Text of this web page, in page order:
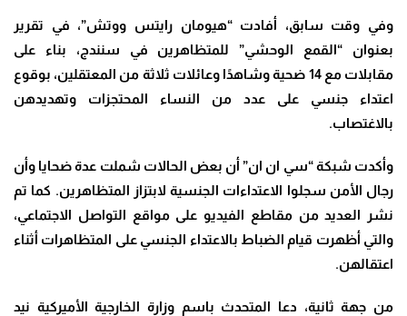
وفي وقت سابق، أفادت “هيومان رايتس ووتش”، في تقرير
بعنوان “القمع الوحشي” للمتظاهرين في سنندج، بناء على
مقابلات مع 14 ضحية وشاهدًا وعائلات ثلاثة من المعتقلين، بوقوع
اعتداء جنسي على عدد من النساء المحتجزات وتهديدهن
بالاغتصاب.
وأكدت شبكة “سي ان ان” أن بعض الحالات شملت عدة ضحايا وأن
رجال الأمن سجلوا الاعتداءات الجنسية لابتزاز المتظاهرين. كما تم
نشر العديد من مقاطع الفيديو على مواقع التواصل الاجتماعي،
والتي أظهرت قيام الضباط بالاعتداء الجنسي على المتظاهرات أثناء
اعتقالهن.
من جهة ثانية، دعا المتحدث باسم وزارة الخارجية الأميركية نيد